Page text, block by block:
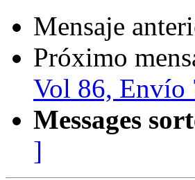
Mensaje
Próximo
Vol 86, Envío
Messages
]